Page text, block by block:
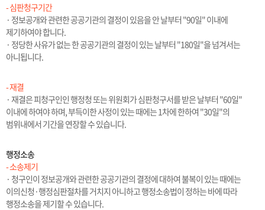
- 심판청구기간
· 정보공개와 관련한 공공기관의 결정이 있음을 안 날부터 "90일" 이내에
제기하여야 합니다.
· 정당한 사유가 없는 한 공공기관의 결정이 있는 날부터 "180일"을 넘겨서는
아니됩니다.
- 재결
· 재결은 피청구인인 행정청 또는 위원회가 심판청구서를 받은 날부터 "60일"
이내에 하여야 하며, 부득이한 사정이 있는 때에는 1차에 한하여 "30일"의
범위내에서 기간을 연장할 수 있습니다.
행정소송
- 소송제기
· 청구인이 정보공개와 관련한 공공기관의 결정에 대하여 불복이 있는 때에는
이의신청·행정심판절차를 거치지 아니하고 행정소송법이 정하는 바에 따라
행정소송을 제기할 수 있습니다.